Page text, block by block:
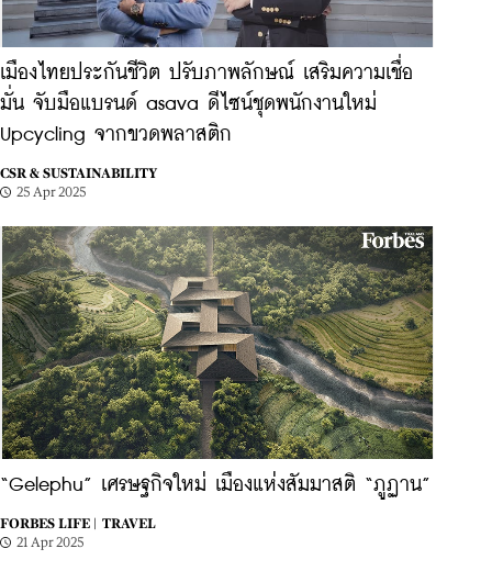
เมืองไทยประกันชีวิต ปรับภาพลักษณ์ เสริมความเชื่อ
มั่น จับมือแบรนด์ asava ดีไซน์ชุดพนักงานใหม่
Upcycling จากขวดพลาสติก
CSR & SUSTAINABILITY
25 Apr 2025
“Gelephu” เศรษฐกิจใหม่ เมืองแห่งสัมมาสติ “ภูฏาน”
FORBES LIFE |
TRAVEL
21 Apr 2025